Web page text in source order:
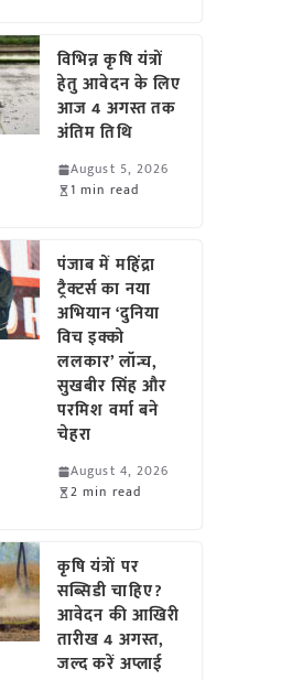
विभिन्न कृषि यंत्रों
हेतु आवेदन के लिए
आज 4 अगस्त तक
अंतिम तिथि
August 5, 2026
1 min read
पंजाब में महिंद्रा
ट्रैक्टर्स का नया
अभियान ‘दुनिया
विच इक्को
ललकार’ लॉन्च,
सुखबीर सिंह और
परमिश वर्मा बने
चेहरा
August 4, 2026
2 min read
कृषि यंत्रों पर
सब्सिडी चाहिए?
आवेदन की आखिरी
तारीख 4 अगस्त,
जल्द करें अप्लाई